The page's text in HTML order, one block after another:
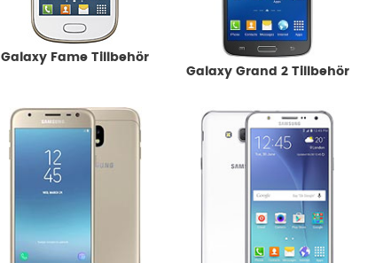
Galaxy Fame Tillbehör
Galaxy Grand 2 Tillbehör